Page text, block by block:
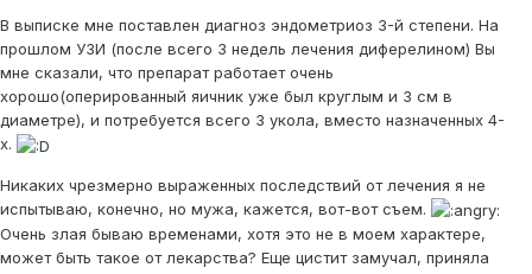
В выписке мне поставлен диагноз эндометриоз 3-й степени. На
прошлом УЗИ (после всего 3 недель лечения диферелином) Вы
мне сказали, что препарат работает очень
хорошо(оперированный яичник уже был круглым и 3 см в
диаметре), и потребуется всего 3 укола, вместо назначенных 4-
х.
Никаких чрезмерно выраженных последствий от лечения я не
испытываю, конечно, но мужа, кажется, вот-вот съем.
Очень злая бываю временами, хотя это не в моем характере,
может быть такое от лекарства? Еще цистит замучал, приняла